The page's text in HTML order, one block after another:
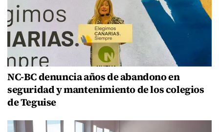
NC-BC denuncia años de abandono en
seguridad y mantenimiento de los colegios
de Teguise